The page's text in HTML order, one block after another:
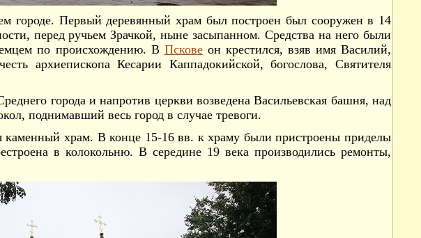
городе. Первый деревянный храм был построен был сооружен в 14
перед ручьем Зрачкой, ныне засыпанном. Средства на него были
по происхождению. В Псковеон крестился, взяв имя Василий,
архиепископа Кесарии Каппадокийской, богослова, Святителя
города и напротив церкви возведена Васильевская башня, над
поднимавший весь город в случае тревоги.
каменный храм. В конце 15-16 вв. к храму были пристроены приделы
в колокольню. В середине 19 века производились ремонты,